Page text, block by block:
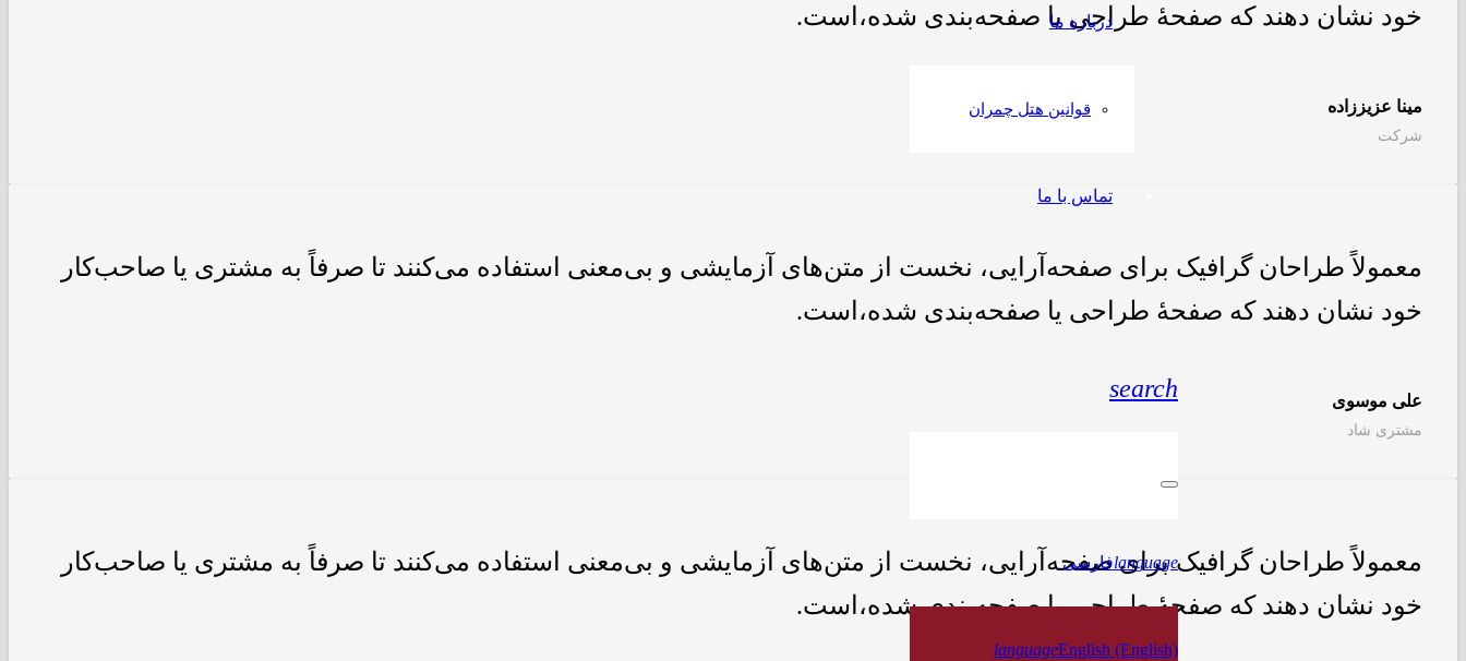
درباره ما
قوانین هتل چمران
تماس با ما
search
languageفارسی
languageEnglish (English)
خود نشان دهند که صفحهٔ طراحی یا صفحه‌بندی شده،است.
مینا عزیززاده
شرکت
معمولاً طراحان گرافیک برای صفحه‌آرایی، نخست از متن‌های آزمایشی و بی‌معنی استفاده می‌کنند تا صرفاً به مشتری یا صاحب‌کار
خود نشان دهند که صفحهٔ طراحی یا صفحه‌بندی شده،است.
علی موسوی
مشتری شاد
معمولاً طراحان گرافیک برای صفحه‌آرایی، نخست از متن‌های آزمایشی و بی‌معنی استفاده می‌کنند تا صرفاً به مشتری یا صاحب‌کار
خود نشان دهند که صفحهٔ طراحی یا صفحه‌بندی شده،است.